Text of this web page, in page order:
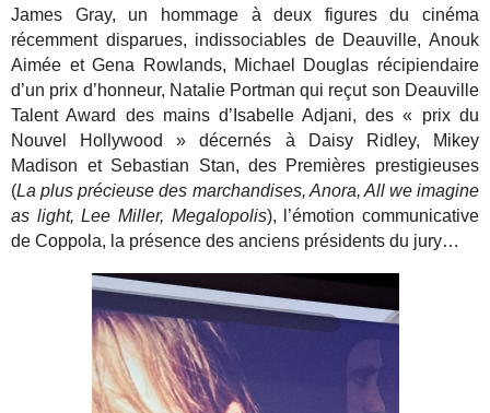
James Gray, un hommage à deux figures du cinéma
récemment disparues, indissociables de Deauville, Anouk
Aimée et Gena Rowlands, Michael Douglas récipiendaire
d’un prix d’honneur, Natalie Portman qui reçut son Deauville
Talent Award des mains d’Isabelle Adjani, des « prix du
Nouvel Hollywood » décernés à Daisy Ridley, Mikey
Madison et Sebastian Stan, des Premières prestigieuses
(La plus précieuse des marchandises, Anora, All we imagine
as light, Lee Miller, Megalopolis), l’émotion communicative
de Coppola, la présence des anciens présidents du jury…